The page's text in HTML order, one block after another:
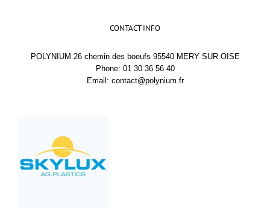
CONTACT INFO
POLYNIUM 26 chemin des boeufs 95540 MERY SUR OISE
Phone: 01 30 36 56 40
Email: contact@polynium.fr